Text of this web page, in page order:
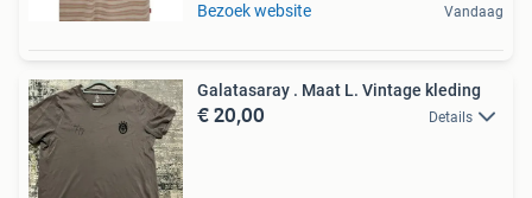
Bezoek website Vandaag
Galatasaray . Maat L. Vintage kleding
€ 20,00 Details